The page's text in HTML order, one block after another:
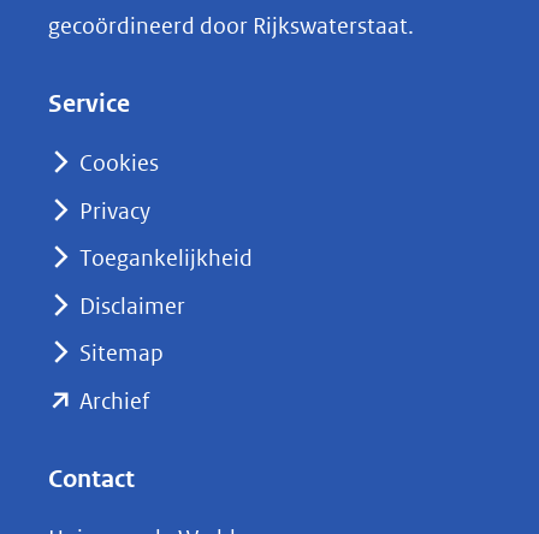
e
nieuw
naar
gecoördineerd door Rijkswaterstaat.
Service
Cookies
Privacy
Toegankelijkheid
Disclaimer
Sitemap
Archief(opent
Contact